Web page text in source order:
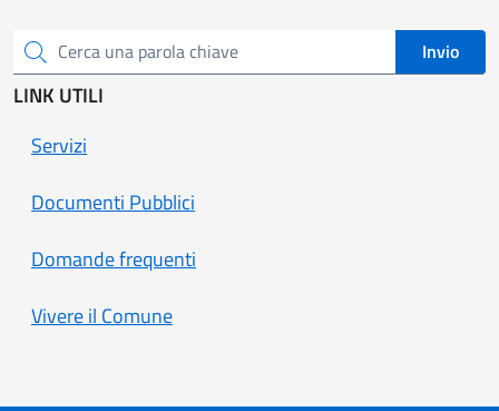
Cerca una parola chiave Invio
LINK UTILI
Servizi
Documenti Pubblici
Domande frequenti
Vivere il Comune